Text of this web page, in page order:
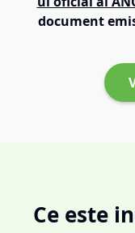
document
Ce este